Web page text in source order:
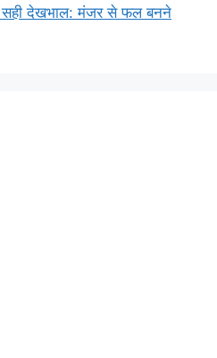
देखभाल: मंजर से फल बनने